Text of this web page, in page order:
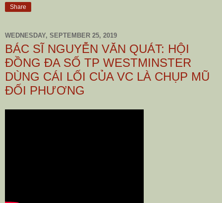
Share
WEDNESDAY, SEPTEMBER 25, 2019
BÁC SĨ NGUYỄN VĂN QUÁT: HỘI
ĐỒNG ĐA SỐ TP WESTMINSTER
DÙNG CÁI LỐI CỦA VC LÀ CHỤP MŨ
ĐỐI PHƯƠNG